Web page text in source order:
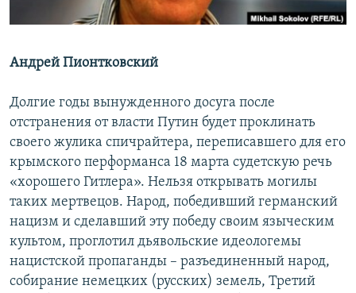
ПОБЕДИТЕЛЕЙ НЕ СУДЯТ?
ELIFBE
УКРАИНСКАЯ ПРОБЛЕМА КРЫМА
ПРИСОЕДИНЯЙТЕСЬ!
Все сайты RFE/RL
Андрей Пионтковский
Долгие годы вынужденного досуга после
отстранения от власти Путин будет проклинать
своего жулика спичрайтера, переписавшего для его
крымского перформанса 18 марта судетскую речь
«хорошего Гитлера». Нельзя открывать могилы
таких мертвецов. Народ, победивший германский
нацизм и сделавший эту победу своим языческим
культом, проглотил дьявольские идеологемы
нацистской пропаганды – разъединенный народ,
собирание немецких (русских) земель, Третий